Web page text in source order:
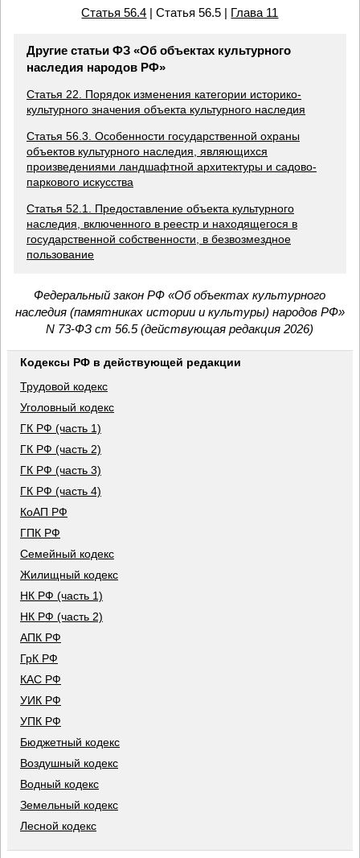
Статья 56.4 | Статья 56.5 | Глава 11
Другие статьи ФЗ «Об объектах культурного
наследия народов РФ»
Статья 22. Порядок изменения категории историко-
культурного значения объекта культурного наследия
Статья 56.3. Особенности государственной охраны
объектов культурного наследия, являющихся
произведениями ландшафтной архитектуры и садово-
паркового искусства
Статья 52.1. Предоставление объекта культурного
наследия, включенного в реестр и находящегося в
государственной собственности, в безвозмездное
пользование
Федеральный закон РФ «Об объектах культурного
наследия (памятниках истории и культуры) народов РФ»
N 73-ФЗ ст 56.5 (действующая редакция 2026)
Кодексы РФ в действующей редакции
Трудовой кодекс
Уголовный кодекс
ГК РФ (часть 1)
ГК РФ (часть 2)
ГК РФ (часть 3)
ГК РФ (часть 4)
КоАП РФ
ГПК РФ
Семейный кодекс
Жилищный кодекс
НК РФ (часть 1)
НК РФ (часть 2)
АПК РФ
ГрК РФ
КАС РФ
УИК РФ
УПК РФ
Бюджетный кодекс
Воздушный кодекс
Водный кодекс
Земельный кодекс
Лесной кодекс